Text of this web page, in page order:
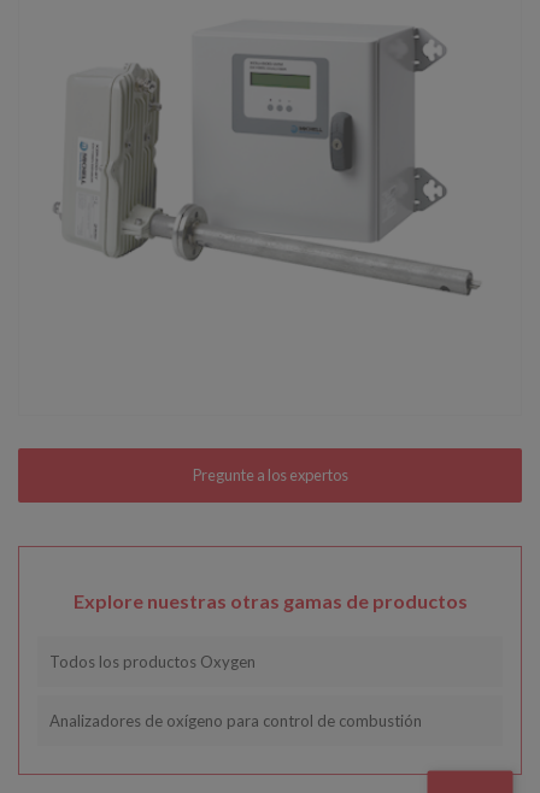
Explore nuestras otras gamas de productos
Todos los productos Oxygen
Analizadores de oxígeno para control de combustión